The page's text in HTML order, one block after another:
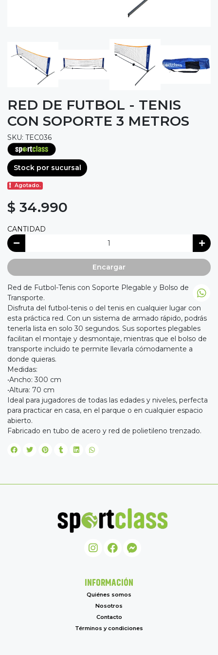
RED DE FUTBOL - TENIS
CON SOPORTE 3 METROS
SKU: TEC036
Stock por sucursal
Agotado.
$ 34.990
CANTIDAD
Encargar
Red de Futbol-Tenis con Soporte Plegable y Bolso de
Transporte.
Disfruta del futbol-tenis o del tenis en cualquier lugar con
esta práctica red. Con un sistema de armado rápido, podrás
tenerla lista en solo 30 segundos. Sus soportes plegables
facilitan el montaje y desmontaje, mientras que el bolso de
transporte incluido te permite llevarla cómodamente a
donde quieras.
Medidas:
•Ancho: 300 cm
•Altura: 70 cm
Ideal para jugadores de todas las edades y niveles, perfecta
para practicar en casa, en el parque o en cualquier espacio
abierto.
Fabricado en tubo de acero y red de polietileno trenzado.
INFORMACIÓN
Quiénes somos
Nosotros
Contacto
Términos y condiciones